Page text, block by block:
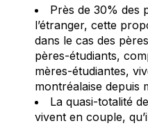
Près de 30% des
l’étranger, cette
dans le cas des
pères-étudiants,
mères-étudiantes,
montréalaise depuis
La quasi-totalité
vivent en couple,